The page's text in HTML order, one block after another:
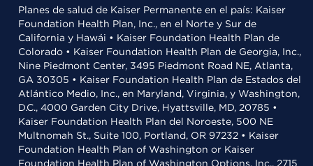
Planes de salud de Kaiser Permanente en el país: Kaiser
Foundation Health Plan, Inc., en el Norte y Sur de
California y Hawái • Kaiser Foundation Health Plan de
Colorado • Kaiser Foundation Health Plan de Georgia, Inc.,
Nine Piedmont Center, 3495 Piedmont Road NE, Atlanta,
GA 30305 • Kaiser Foundation Health Plan de Estados del
Atlántico Medio, Inc., en Maryland, Virginia, y Washington,
D.C., 4000 Garden City Drive, Hyattsville, MD, 20785 •
Kaiser Foundation Health Plan del Noroeste, 500 NE
Multnomah St., Suite 100, Portland, OR 97232 • Kaiser
Foundation Health Plan of Washington or Kaiser
Foundation Health Plan of Washington Options, Inc., 2715